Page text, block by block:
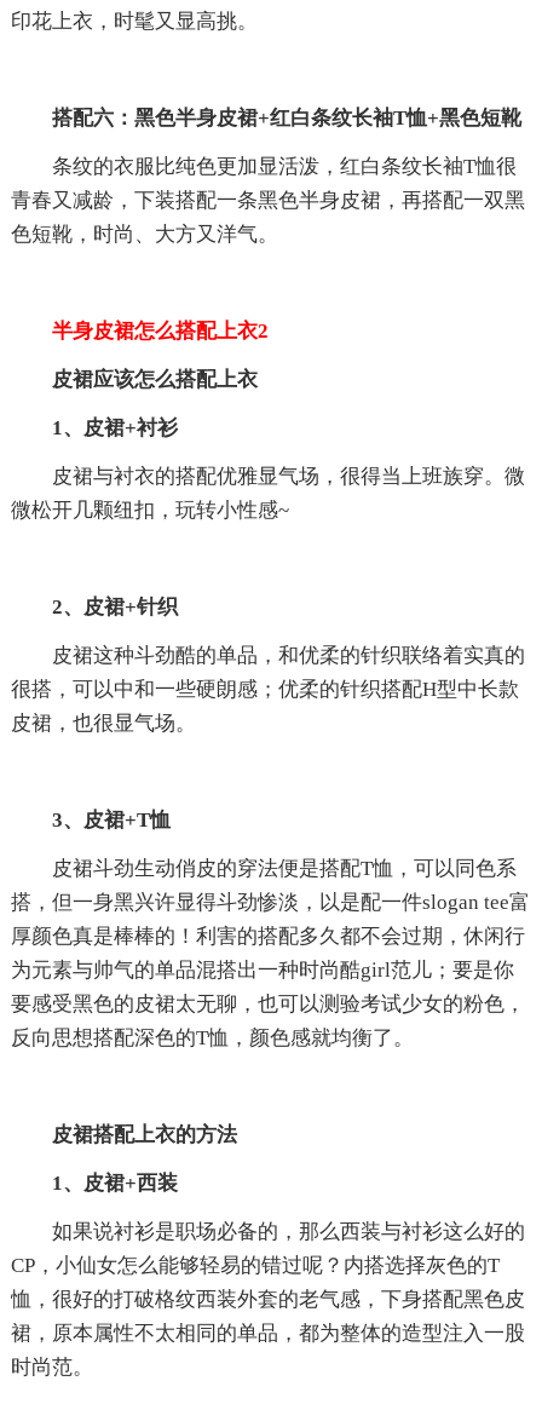
印花上衣，时髦又显高挑。
搭配六：黑色半身皮裙+红白条纹长袖T恤+黑色短靴
条纹的衣服比纯色更加显活泼，红白条纹长袖T恤很
青春又减龄，下装搭配一条黑色半身皮裙，再搭配一双黑
色短靴，时尚、大方又洋气。
半身皮裙怎么搭配上衣2
皮裙应该怎么搭配上衣
1、皮裙+衬衫
皮裙与衬衣的搭配优雅显气场，很得当上班族穿。微
微松开几颗纽扣，玩转小性感~
2、皮裙+针织
皮裙这种斗劲酷的单品，和优柔的针织联络着实真的
很搭，可以中和一些硬朗感；优柔的针织搭配H型中长款
皮裙，也很显气场。
3、皮裙+T恤
皮裙斗劲生动俏皮的穿法便是搭配T恤，可以同色系
搭，但一身黑兴许显得斗劲惨淡，以是配一件slogan tee富
厚颜色真是棒棒的！利害的搭配多久都不会过期，休闲行
为元素与帅气的单品混搭出一种时尚酷girl范儿；要是你
要感受黑色的皮裙太无聊，也可以测验考试少女的粉色，
反向思想搭配深色的T恤，颜色感就均衡了。
皮裙搭配上衣的方法
1、皮裙+西装
如果说衬衫是职场必备的，那么西装与衬衫这么好的
CP，小仙女怎么能够轻易的错过呢？内搭选择灰色的T
恤，很好的打破格纹西装外套的老气感，下身搭配黑色皮
裙，原本属性不太相同的单品，都为整体的造型注入一股
时尚范。